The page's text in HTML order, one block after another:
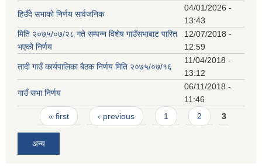
हिउँदे सभाको निर्णय सार्वजनिक
04/01/2026 -
13:43
मिति २०७५/०७/२८ गते सम्पन्न विशेष गाउँसभाबाट पारित
भएको निर्णय
12/07/2018 -
12:59
तादी गाउँ कार्यपालिका बैठक निर्णय मिति २०७५/०७/१६
11/04/2018 -
13:12
गाउँ सभा निर्णय
06/11/2018 -
11:46
Pages
« first ‹ previous 1 2 3
अन्य